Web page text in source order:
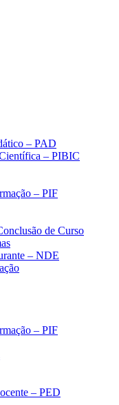
– PAD
– PIBIC
– PIF
de Curso
– NDE
– PIF
– PED